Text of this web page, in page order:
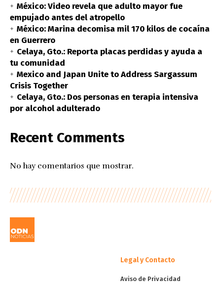
México: Video revela que adulto mayor fue
empujado antes del atropello
México: Marina decomisa mil 170 kilos de cocaína
en Guerrero
Celaya, Gto.: Reporta placas perdidas y ayuda a
tu comunidad
Mexico and Japan Unite to Address Sargassum
Crisis Together
Celaya, Gto.: Dos personas en terapia intensiva
por alcohol adulterado
Recent Comments
No hay comentarios que mostrar.
Legal y Contacto
Aviso de Privacidad